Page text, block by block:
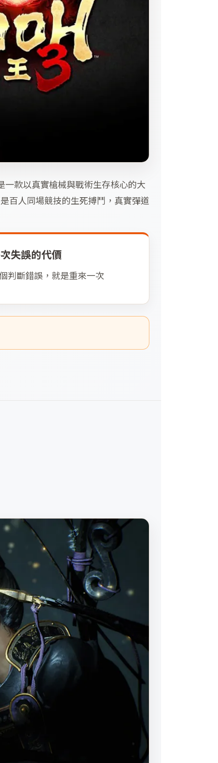
款以真實槍械與戰術生存核心的大
百人同場競技的生死搏鬥，真實彈道
失誤的代價
判斷錯誤，就是重來一次